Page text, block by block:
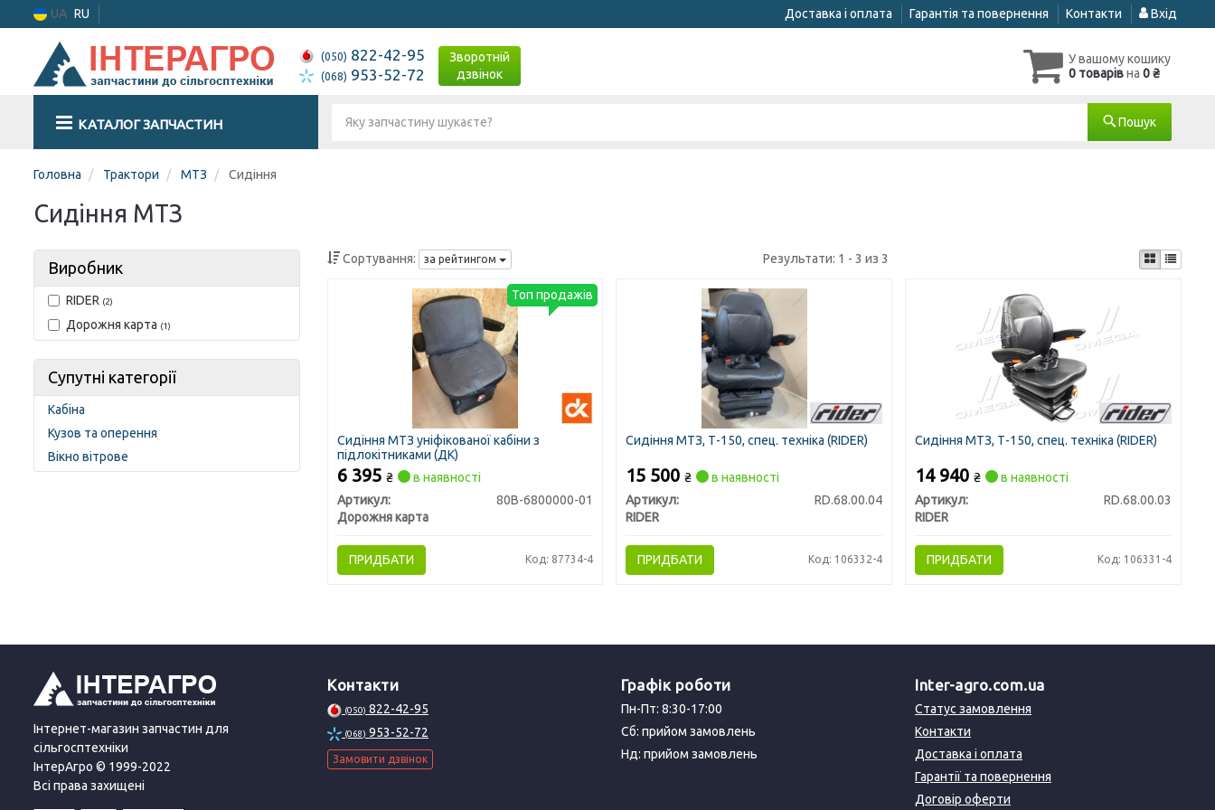
UA RU Доставка і оплата Гарантія та повернення Контакти Вхід
(050) 822-42-95
(068) 953-52-72
Зворотній
дзвінок
У вашому кошику
0 товарівна 0 ₴
КАТАЛОГ ЗАПЧАСТИН Пошук
Головна Трактори МТЗ Сидіння
Сидіння МТЗ
Виробник
RIDER (2)
Дорожня карта (1)
Супутні категорії
Кабіна
Кузов та оперення
Вікно вітрове
Сортування: за рейтингом Результати: 1 - 3 из 3
Сидіння МТЗ уніфікованої кабіни з
підлокітниками (ДК)
6 395 ₴
в наявності
Артикул:
80В-6800000-01
Дорожня карта
ПРИДБАТИ Код: 87734-4
Топ продажів
Сидіння МТЗ, Т-150, спец. техніка (RIDER)
15 500₴
в наявності
Артикул:
RD.68.00.04
RIDER
ПРИДБАТИ Код: 106332-4
Сидіння МТЗ, Т-150, спец. техніка (RIDER)
14 940₴
в наявності
Артикул:
RD.68.00.03
RIDER
ПРИДБАТИ Код: 106331-4
Інтернет-магазин запчастин для
сільгосптехніки
ІнтерАгро © 1999-2022
Всі права захищені
Контакти
(050) 822-42-95
(068) 953-52-72
Замовити дзвінок
Графік роботи
Пн-Пт: 8:30-17:00
Сб: прийом замовлень
Нд: прийом замовлень
Inter-agro.com.ua
Статус замовлення
Контакти
Доставка і оплата
Гарантії та повернення
Договір оферти